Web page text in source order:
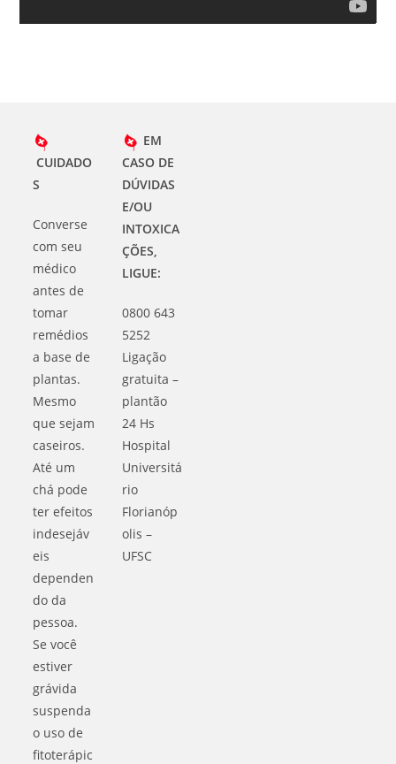
CUIDADO
S
Converse
com seu
médico
antes de
tomar
remédios
a base de
plantas.
Mesmo
que sejam
caseiros.
Até um
chá pode
ter efeitos
indesejáv
eis
dependen
do da
pessoa.
Se você
estiver
grávida
suspenda
o uso de
fitoterápic
EM
CASO DE
DÚVIDAS
E/OU
INTOXICA
ÇÕES,
LIGUE:
0800 643
5252
Ligação
gratuita –
plantão
24 Hs
Hospital
Universitá
rio
Florianóp
olis –
UFSC